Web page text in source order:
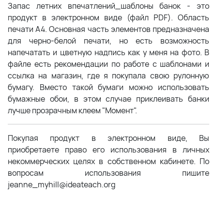
Запас летних впечатлений_шаблоны банок - это
продукт в электронном виде (файл PDF). Область
печати А4. Основная часть элементов предназначена
для черно-белой печати, но есть возможность
напечатать и цветную надпись как у меня на фото. В
файле есть рекомендации по работе с шаблонами и
ссылка на магазин, где я покупала свою рулонную
бумагу. Вместо такой бумаги можно использовать
бумажные обои, в этом случае приклеивать банки
лучше прозрачным клеем "Момент".
Покупая продукт в электронном виде, Вы
приобретаете право его использования в личных
некоммерческих целях в собственном кабинете. По
вопросам использования пишите
jeanne_myhill@ideateach.org